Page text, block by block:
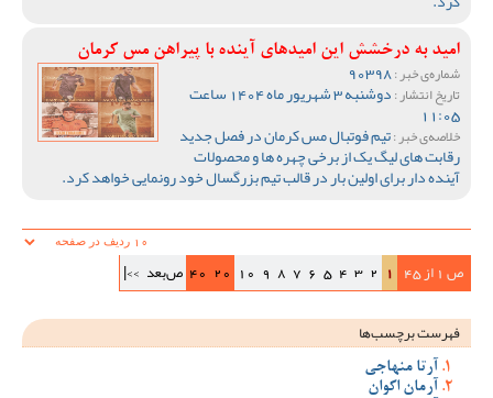
امید به درخشش این امیدهای آینده با پیراهن مس کرمان
شماره‌ی خبر :
تاریخ انتشار : دوشنبه 3 شهریور ماه 1404 ساعت
11:05
خلاصه‌ی خبر :تیم فوتبال مس کرمان در فصل جدید
رقابت های لیگ یک از برخی چهره ها و محصولات
آینده دار برای اولین بار در قالب تیم بزرگسال خود رونمایی خواهد کرد.
ص 1 از 45 1
2
3
4
5
6
7
8
9
10
20
40 ص‌بعد >>|
فهرست برچسب‌ها
آرتا منهاجی
آرمان اکوان